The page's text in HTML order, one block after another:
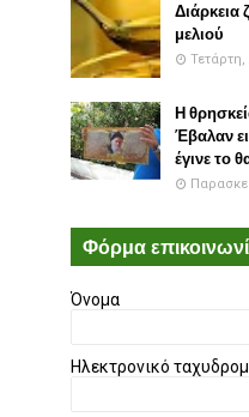
μελιού
Η
Έβαλαν
έγινε το
Φόρμα
Όνομα
Ηλεκτρονικό